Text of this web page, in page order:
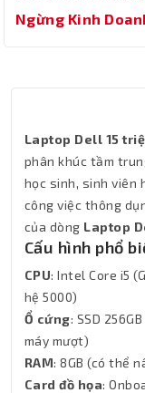
512GB/ Windows
Ngừng Kinh
Laptop Dell 15
phân khúc tầm
học sinh, sinh viên
công việc thông
của dòng Laptop
Cấu hình phổ
CPU: Intel Core i5
hệ 5000)
Ổ cứng: SSD
máy mượt)
RAM: 8GB (có thể
Card đồ họa: